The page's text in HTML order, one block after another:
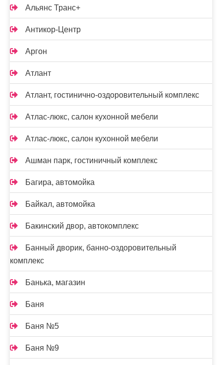
Альянс Транс+
Антикор-Центр
Аргон
Атлант
Атлант, гостинично-оздоровительный комплекс
Атлас-люкс, салон кухонной мебели
Атлас-люкс, салон кухонной мебели
Ашман парк, гостиничный комплекс
Багира, автомойка
Байкал, автомойка
Бакинский двор, автокомплекс
Банный дворик, банно-оздоровительный
комплекс
Банька, магазин
Баня
Баня №5
Баня №9